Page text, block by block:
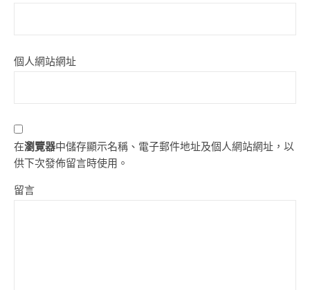
個人網站網址
在瀏覽器中儲存顯示名稱、電子郵件地址及個人網站網址，以
供下次發佈留言時使用。
留言